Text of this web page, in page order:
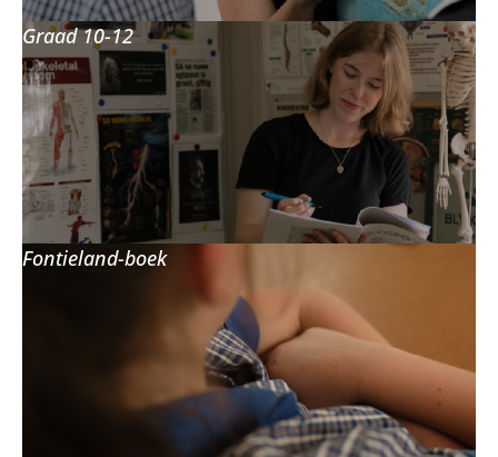
Graad 10-12
Fontieland-boek